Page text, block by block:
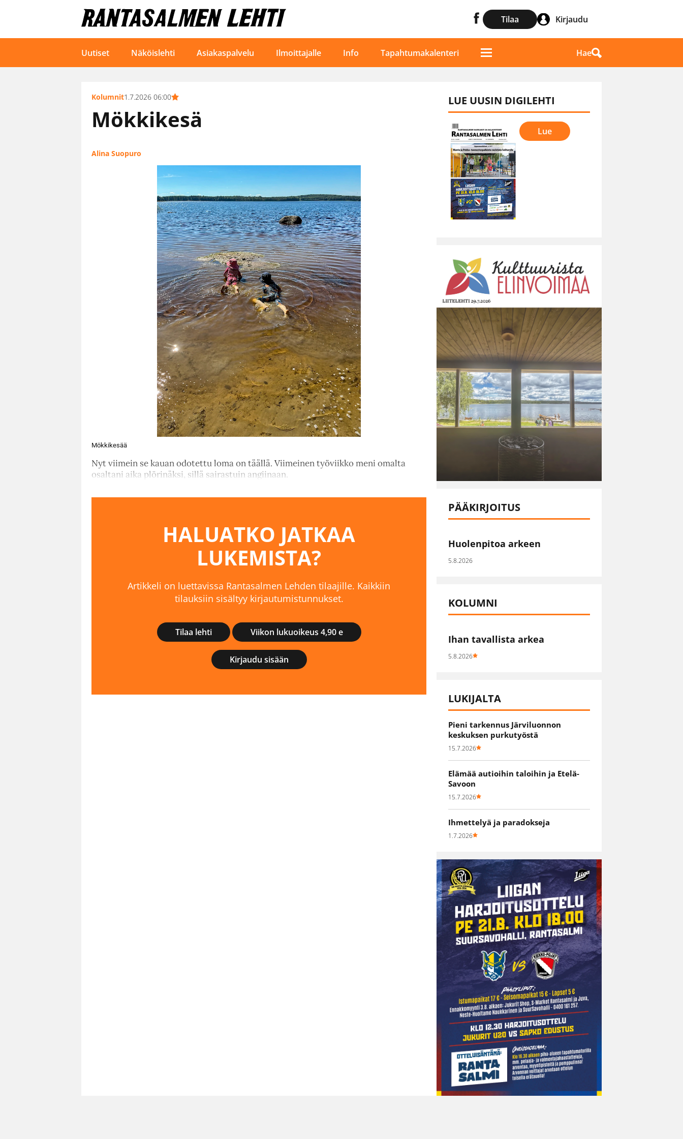
Tilaa Kirjaudu
Uutiset Näköislehti Asiakaspalvelu Ilmoittajalle Info Tapahtumakalenteri Hae
Kolumnit1.7.2026 06:00
Mökkikesä
Alina Suopuro
Mökkikesää
Nyt viimein se kauan odotettu loma on täällä. Viimeinen työviikko meni omalta
osaltani aika plörinäksi, sillä sairastuin angiinaan.
HALUATKO JATKAA
LUKEMISTA?
Artikkeli on luettavissa Rantasalmen Lehden tilaajille. Kaikkiin
tilauksiin sisältyy kirjautumistunnukset.
Tilaa lehti Viikon lukuoikeus 4,90 e
Kirjaudu sisään
LUE UUSIN DIGILEHTI
Lue
PÄÄKIRJOITUS
Huolenpitoa arkeen
5.8.2026
KOLUMNI
Ihan tavallista arkea
5.8.2026
LUKIJALTA
Pieni tarkennus Järviluonnon
keskuksen purkutyöstä
15.7.2026
Elämää autioihin taloihin ja Etelä-
Savoon
15.7.2026
Ihmettelyä ja paradokseja
1.7.2026